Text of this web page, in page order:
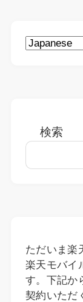
検索
ただいま楽
楽天モバイ
す。下記か
契約いただ